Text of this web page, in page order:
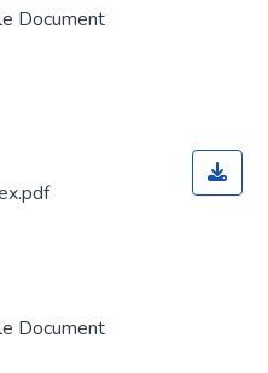
Document
Document